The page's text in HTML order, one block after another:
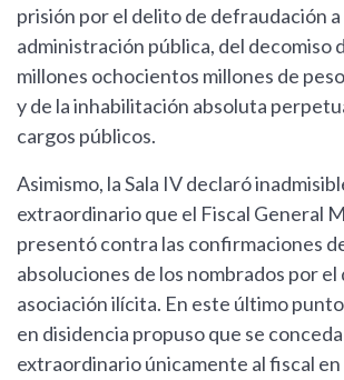
prisión por el delito de defraudación a
administración pública, del decomiso
millones ochocientos millones de
y de la inhabilitación absoluta
cargos públicos.
Asimismo, la Sala IV declaró
extraordinario que el Fiscal General
presentó contra las confirmaciones
absoluciones de los nombrados por el
asociación ilícita. En este último
en disidencia propuso que se
extraordinario únicamente al fiscal